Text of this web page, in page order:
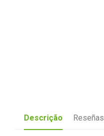
Descrição Reseñas